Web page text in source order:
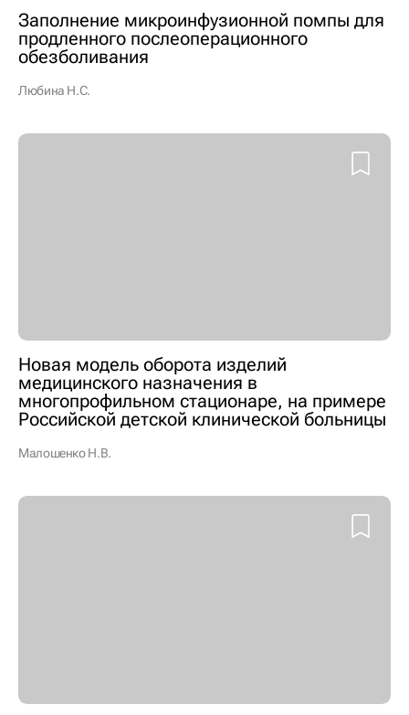
Заполнение микроинфузионной помпы для
продленного послеоперационного
обезболивания
Любина Н.С.
Новая модель оборота изделий
медицинского назначения в
многопрофильном стационаре, на примере
Российской детской клинической больницы
Малошенко Н.В.